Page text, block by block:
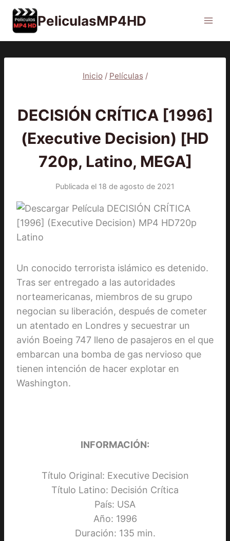
Saltar
contenido
PeliculasMP4HD
Inicio / Películas /
DECISIÓN CRÍTICA [1996]
(Executive Decision) [HD
720p, Latino, MEGA]
Publicada el 18 de agosto de 2021
Un conocido terrorista islámico es detenido.
Tras ser entregado a las autoridades
norteamericanas, miembros de su grupo
negocian su liberación, después de cometer
un atentado en Londres y secuestrar un
avión Boeing 747 lleno de pasajeros en el que
embarcan una bomba de gas nervioso que
tienen intención de hacer explotar en
Washington.
INFORMACIÓN:
Título Original: Executive Decision
Título Latino: Decisión Crítica
País: USA
Año: 1996
Duración: 135 min.